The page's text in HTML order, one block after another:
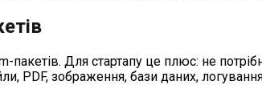
Для стартапу це плюс: не
PDF, зображення, бази даних,